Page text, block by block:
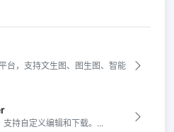
台，支持文生图、图生图、智能
持自定义编辑和下载。...